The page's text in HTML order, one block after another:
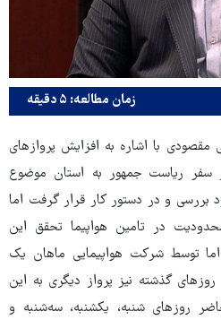
زمان مطالعه: ۵ دقیقه
با اشاره به افزایش پروازهای
سفر ریاست جمهور به استان موضوع
بررسی و در دستور کار قرار گرفت اما
در تامین هواپیما تحقق این
توسط شرکت هواپیمایی ماهان یک
گذشته نیز پرواز دیگری به این
روزهای شنبه، یکشنبه، سه‌شنبه و